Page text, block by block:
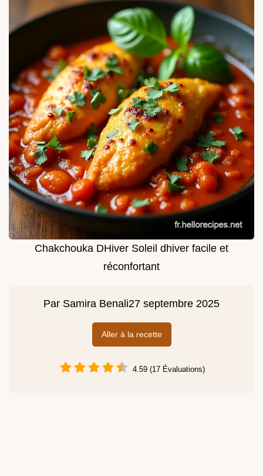
Chakchouka DHiver Soleil dhiver facile et
réconfortant
Par Samira Benali27 septembre 2025
Aller à la recette
4.59 (17 Évaluations)